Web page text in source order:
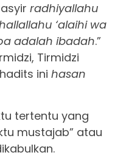
radhiyallahu
‘alaihi wa
adalah ibadah.”
Tirmidzi
ini hasan
tertentu yang
mustajab” atau